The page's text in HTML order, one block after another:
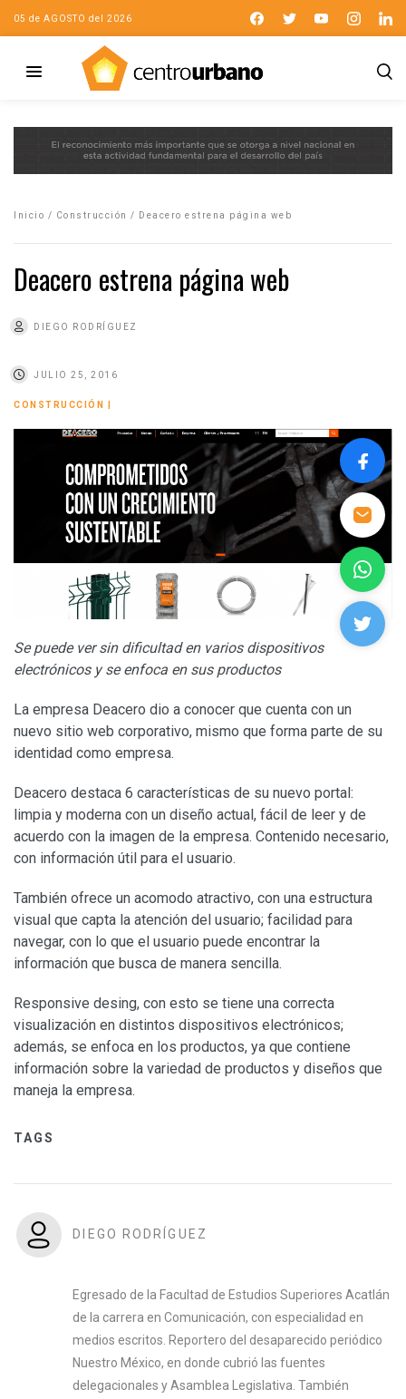
05 de AGOSTO del 2026
Inicio / Construcción / Deacero estrena página web
Deacero estrena página web
DIEGO RODRÍGUEZ
JULIO 25, 2016
CONSTRUCCIÓN
Se puede ver sin dificultad en varios dispositivos
electrónicos y se enfoca en sus productos
La empresa Deacero dio a conocer que cuenta con un
nuevo sitio web corporativo, mismo que forma parte de su
identidad como empresa.
Deacero destaca 6 características de su nuevo portal:
limpia y moderna con un diseño actual, fácil de leer y de
acuerdo con la imagen de la empresa. Contenido necesario,
con información útil para el usuario.
También ofrece un acomodo atractivo, con una estructura
visual que capta la atención del usuario; facilidad para
navegar, con lo que el usuario puede encontrar la
información que busca de manera sencilla.
Responsive desing, con esto se tiene una correcta
visualización en distintos dispositivos electrónicos;
además, se enfoca en los productos, ya que contiene
información sobre la variedad de productos y diseños que
maneja la empresa.
TAGS
DIEGO RODRÍGUEZ
Egresado de la Facultad de Estudios Superiores Acatlán
de la carrera en Comunicación, con especialidad en
medios escritos. Reportero del desaparecido periódico
Nuestro México, en donde cubrió las fuentes
delegacionales y Asamblea Legislativa. También